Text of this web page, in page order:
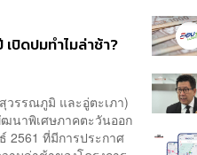
ปิดปมทำไมล่าช้า?
วรรณภูมิ และอู่ตะเภา)
ฒนาพิเศษภาคตะวันออก
2561 ที่มีการประกาศ